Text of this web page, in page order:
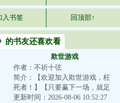
入书签 回顶部↑
的书友还喜欢看
欺世游戏
作者：不祈十弦
简介：【欢迎加入欺世游戏，枉
死者！】【只要赢下一场，就足
以篡改已死的历史，死而复
更新时间：2026-08-06 10:52:27